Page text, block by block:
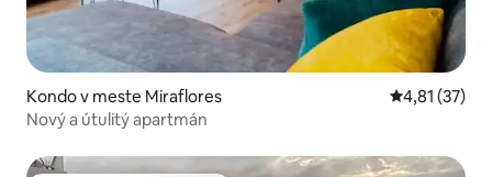
Kondo v meste Miraflores Priemerné
4,81 (37)
Nový a útulitý apartmán